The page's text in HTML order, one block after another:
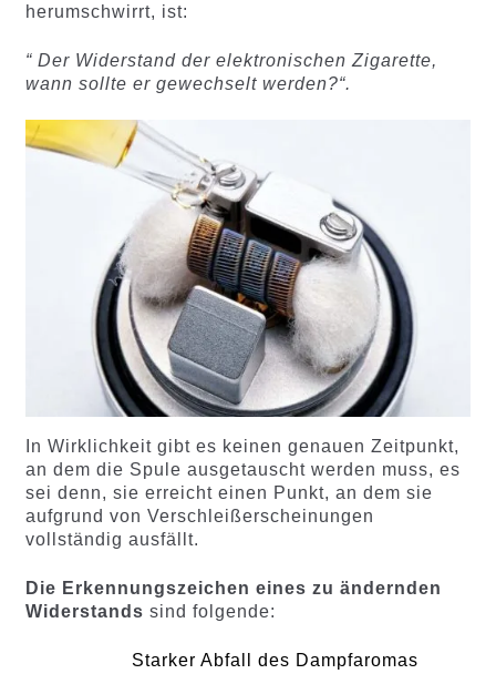
herumschwirrt, ist:
“ Der Widerstand der elektronischen Zigarette,
wann sollte er gewechselt werden?“.
In Wirklichkeit gibt es keinen genauen Zeitpunkt,
an dem die Spule ausgetauscht werden muss, es
sei denn, sie erreicht einen Punkt, an dem sie
aufgrund von Verschleißerscheinungen
vollständig ausfällt.
Die Erkennungszeichen eines zu ändernden
Widerstands sind folgende:
Starker Abfall des Dampfaromas